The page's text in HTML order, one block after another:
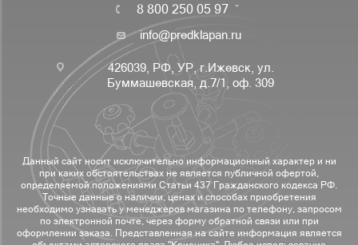
8 800 250 05 97
info@predklapan.ru
426039, РФ, УР, г.Ижевск, ул.
Буммашевская, д.7/1, оф. 309
Данный сайт носит исключительно информационный характер и ни
при каких обстоятельствах не является публичной офертой,
определяемой положениями Статьи 437 Гражданского кодекса РФ.
Точные данные о наличии, ценах и способах приобретения
необходимо узнавать у менеджеров магазина по телефону, запросом
по электронной почте, через форму обратной связи или при
оформлении заказа. Представленная на сайте информация является